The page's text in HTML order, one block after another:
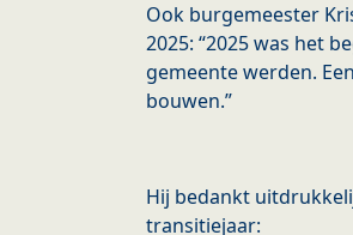
Ook burgemeester
2025: “2025 was het
gemeente werden.
bouwen.”
Hij bedankt
transitiejaar: